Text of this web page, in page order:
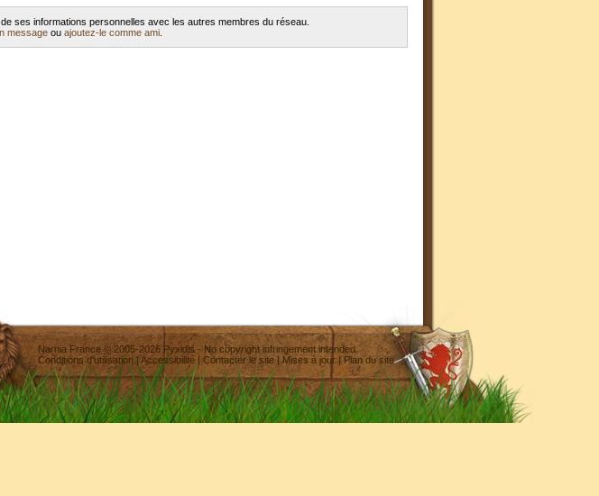
ses informations personnelles avec les autres membres du réseau.
message ou ajoutez-le comme ami
Narnia France ©2005-2026 Pyxidis- No copyright infringement intended
Conditions d'utilisation|Accessibilité| Contacter le site|Mises à jour| Plan du site